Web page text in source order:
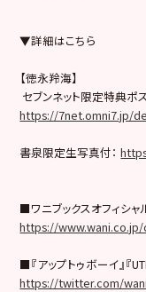
▼詳細はこちら
【徳永羚海】
セブンネット限定特典ポ
https://7net.omni7.jp/
書泉限定生写真付：
■ワニブックスオフィシャ
https://
■『アップトゥボーイ』『
https://twitter.com/